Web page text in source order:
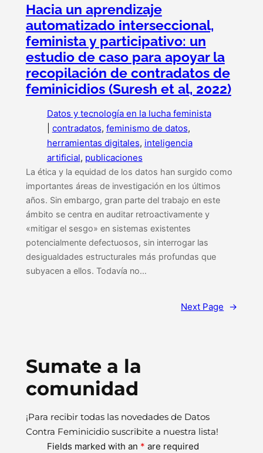
Hacia un aprendizaje
automatizado interseccional,
feminista y participativo: un
estudio de caso para apoyar la
recopilación de contradatos de
feminicidios (Suresh et al, 2022)
Datos y tecnología en la lucha feminista
contradatos, feminismo de datos
herramientas digitales, inteligencia
artificial, publicaciones
La ética y la equidad de los datos han surgido como
importantes áreas de investigación en los últimos
años. Sin embargo, gran parte del trabajo en este
ámbito se centra en auditar retroactivamente y
«mitigar el sesgo» en sistemas existentes
potencialmente defectuosos, sin interrogar las
desigualdades estructurales más profundas que
subyacen a ellos. Todavía no…
Next Page →
Sumate a la
comunidad
¡Para recibir todas las novedades de Datos
Contra Feminicidio suscribite a nuestra lista!
Fields marked with an * are required